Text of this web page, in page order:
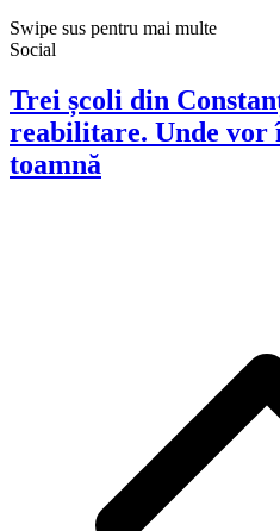
Swipe sus pentru mai multe
Social
Trei școli din
reabilitare. Unde vor
toamnă